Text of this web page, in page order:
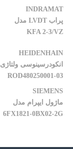
INDRAMAT
پراب LVDT مدل
KFA 2-3/VZ
HEIDENHAIN
انکودرسینوسی ولتاژی 1VSS 2500PULSE
ROD480250001-03
SIEMENS
ماژول ایپرام مدل
6FX1821-0BX02-2G